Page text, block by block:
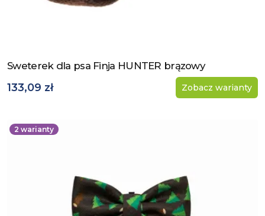
Zobacz produkt
Sweterek dla psa Finja HUNTER brązowy
133,09 zł Zobacz warianty
2 warianty